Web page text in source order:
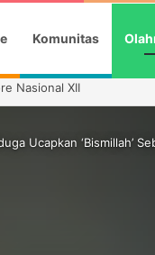
Komunitas
Indonesia
Ucapkan ‘Bismillah’